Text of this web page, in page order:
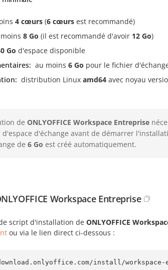
4 cœurs (6 cœurs est recommandé)
8 Go (il est recommandé d'avoir 12 Go)
Go d'espace disponible
au moins 6 Go pour le fichier
distribution Linux amd64 avec noyau
de ONLYOFFICE Workspace Entreprise
d'échange avant de démarrer
de 6 Go est créé automatiquement.
Workspace Entreprise
script d'installation de ONLYOFFICE
ou via le lien direct ci-dessous :
install/